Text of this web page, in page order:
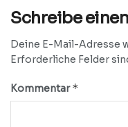
Schreibe
Deine E-Mail-Adresse
Erforderliche Felder
Kommentar*